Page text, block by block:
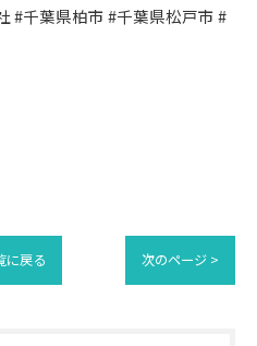
#千葉県柏市 #千葉県松戸市 #
に戻る 次のページ >